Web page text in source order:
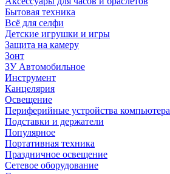
Бытовая техника
Всё для селфи
Детские игрушки и игры
Защита на камеру
Зонт
ЗУ Автомобильное
Инструмент
Канцелярия
Освещение
Периферийные устройства компьютера
Подставки и держатели
Популярное
Портативная техника
Праздничное освещение
Сетевое оборудование